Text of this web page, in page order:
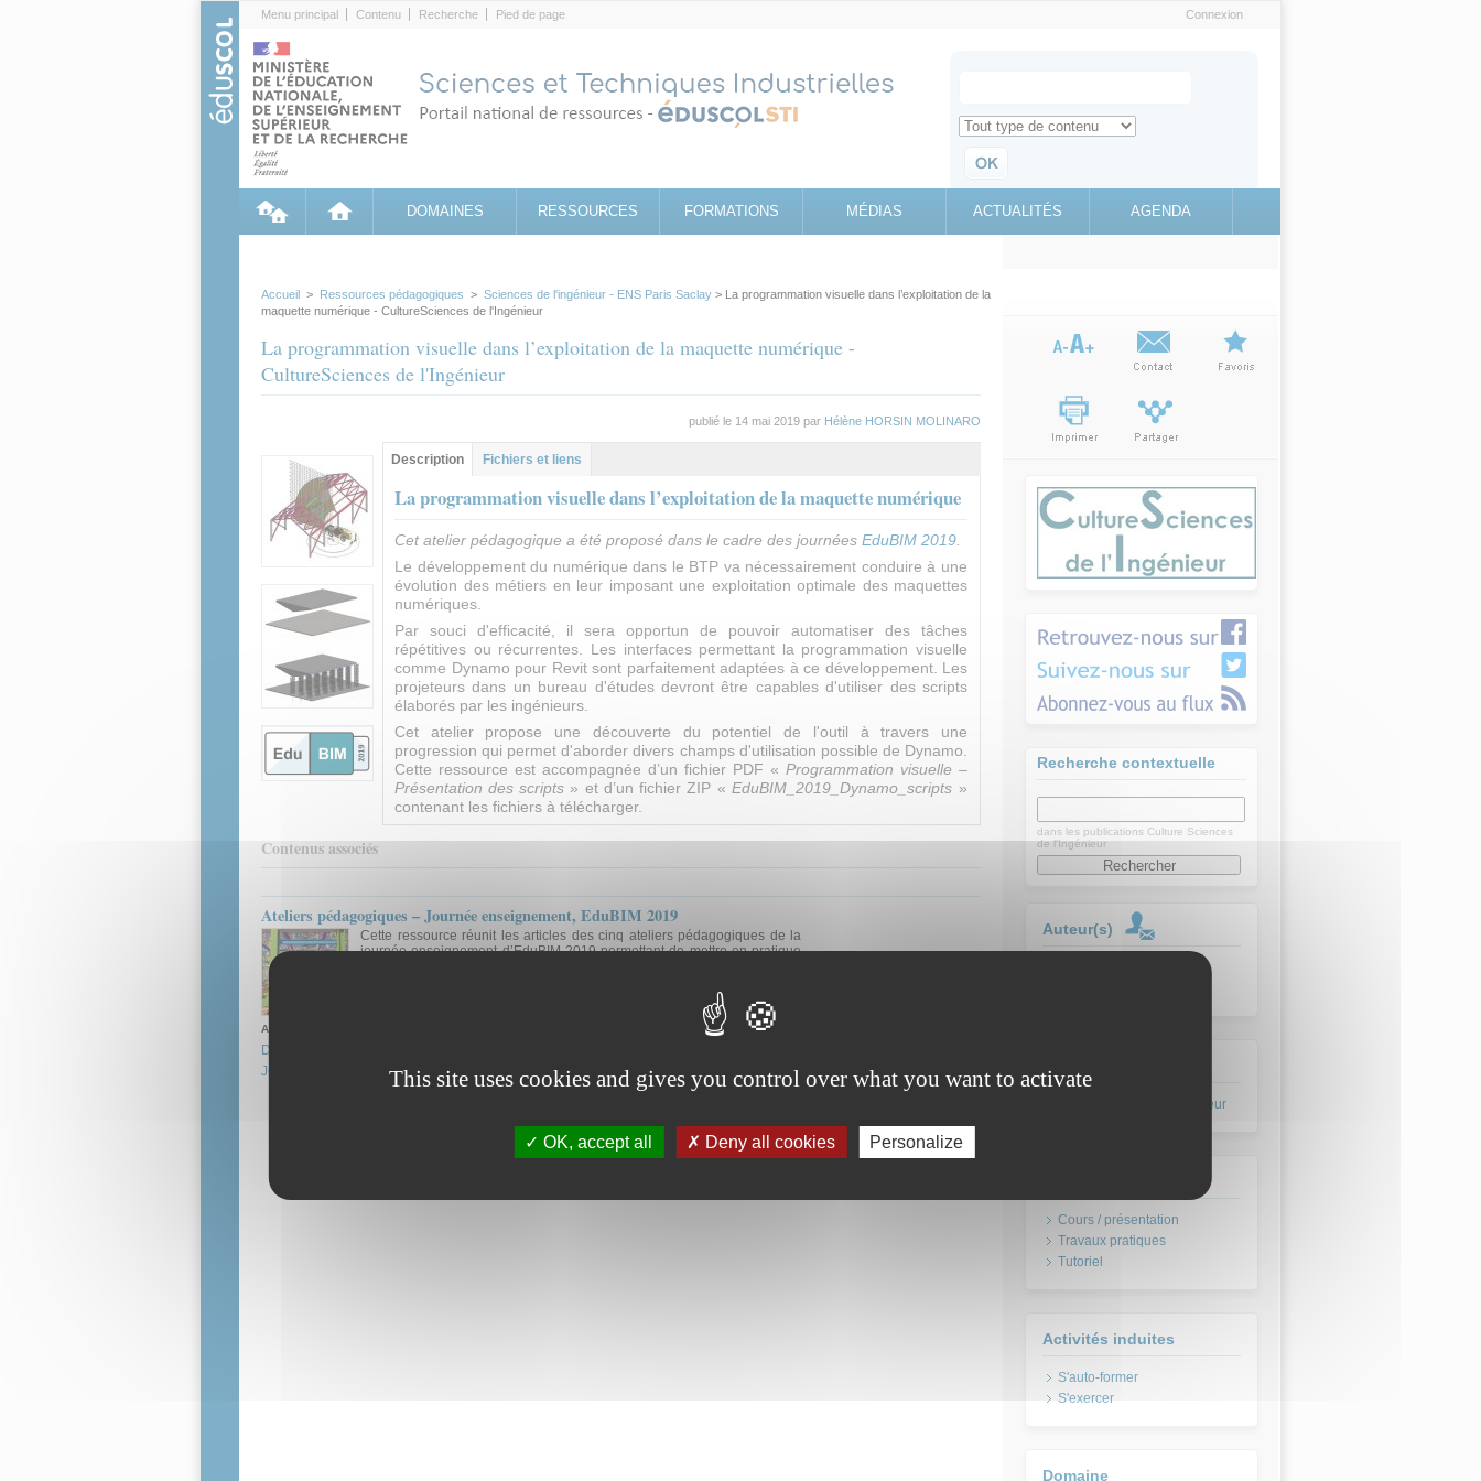
Menu principal Contenu Recherche Pied de page Connexion
Search for
Retrouvez toute l'information sur le site education.gouv.fr
DOMAINES RESSOURCES FORMATIONS MÉDIAS ACTUALITÉS AGENDA
Accueil > Ressources pédagogiques > Sciences de l'ingénieur - ENS Paris Saclay > La programmation visuelle dans l’exploitation de la
maquette numérique - CultureSciences de l'Ingénieur
La programmation visuelle dans l’exploitation de la maquette numérique -
CultureSciences de l'Ingénieur
publié le 14 mai 2019 par Hélène HORSIN MOLINARO
Contenu principal
Description (onglet
actif)
Fichiers et liens
La programmation visuelle dans l’exploitation de la maquette numérique
Cet atelier pédagogique a été proposé dans le cadre des journées EduBIM 2019
Le développement du numérique dans le BTP va nécessairement conduire à une
évolution des métiers en leur imposant une exploitation optimale des maquettes
numériques.
Par souci d'efficacité, il sera opportun de pouvoir automatiser des tâches
répétitives ou récurrentes. Les interfaces permettant la programmation visuelle
comme Dynamo pour Revit sont parfaitement adaptées à ce développement. Les
projeteurs dans un bureau d'études devront être capables d'utiliser des scripts
élaborés par les ingénieurs.
Cet atelier propose une découverte du potentiel de l'outil à travers une
progression qui permet d'aborder divers champs d'utilisation possible de Dynamo.
Cette ressource est accompagnée d’un fichier PDF « Programmation visuelle –
Présentation des scripts » et d’un fichier ZIP « EduBIM_2019_Dynamo_scripts »
contenant les fichiers à télécharger.
Contenus associés
Ateliers pédagogiques – Journée enseignement, EduBIM 2019
Cette ressource réunit les articles des cinq ateliers pédagogiques de la
journée enseignement d’EduBIM 2019 permettant de mettre en pratique
Auteur(s):
DESODT Clément
JOURDAIN Xavier
Recherche contextuelle
dans les publications Culture Sciences
de l'Ingénieur
Auteur(s)
Label
CultureSciences de l'Ingénieur
Cours / présentation
Travaux pratiques
Tutoriel
Activités induites
S'auto-former
S'exercer
Domaine
This site uses cookies and gives you control over what you want to activate
OK, accept all Deny all cookies Personalize